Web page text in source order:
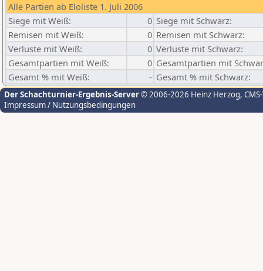
Alle Partien ab Eloliste 1. Juli 2006
Siege mit Weiß:
0 Siege mit Schwarz:
Remisen mit Weiß:
0 Remisen mit Schwarz:
Verluste mit Weiß:
0 Verluste mit Schwarz:
Gesamtpartien mit Weiß:
0 Gesamtpartien mit
Gesamt % mit Weiß:
- Gesamt % mit Schwarz:
Der Schachturnier-Ergebnis-Server© 2006-2026 Heinz Herzog,
Impressum / Nutzungsbedingungen